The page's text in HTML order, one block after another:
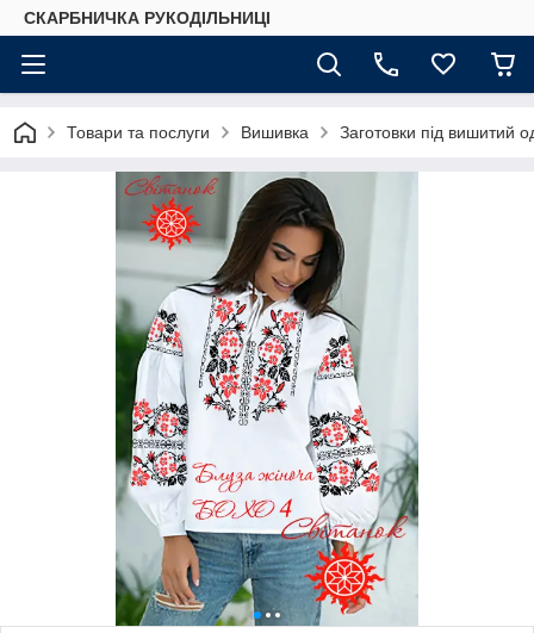
СКАРБНИЧКА РУКОДІЛЬНИЦІ
Товари та послуги Вишивка Заготовки під вишитий